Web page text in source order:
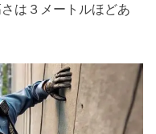
は３メートルほどあ